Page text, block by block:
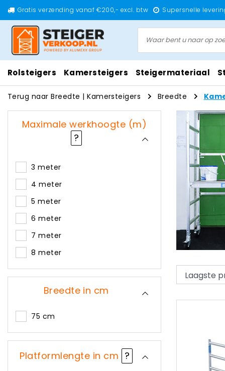
Gratis verzending vanaf €200,- excl. btw Supersnelle
Rolsteigers Kamersteigers Steigermateriaal
Terug naar Breedte |Kamersteigers Breedte
Maximale werkhoogte (m)
?
3 meter
4 meter
5 meter
6 meter
7 meter
8 meter
Breedte in cm
75 cm
Platformlengte in cm ?